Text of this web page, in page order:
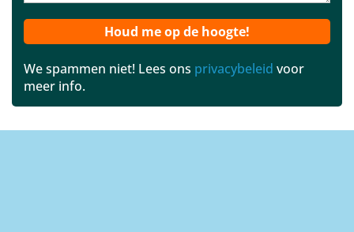
We spammen niet! Lees ons privacybeleid voor
meer info.